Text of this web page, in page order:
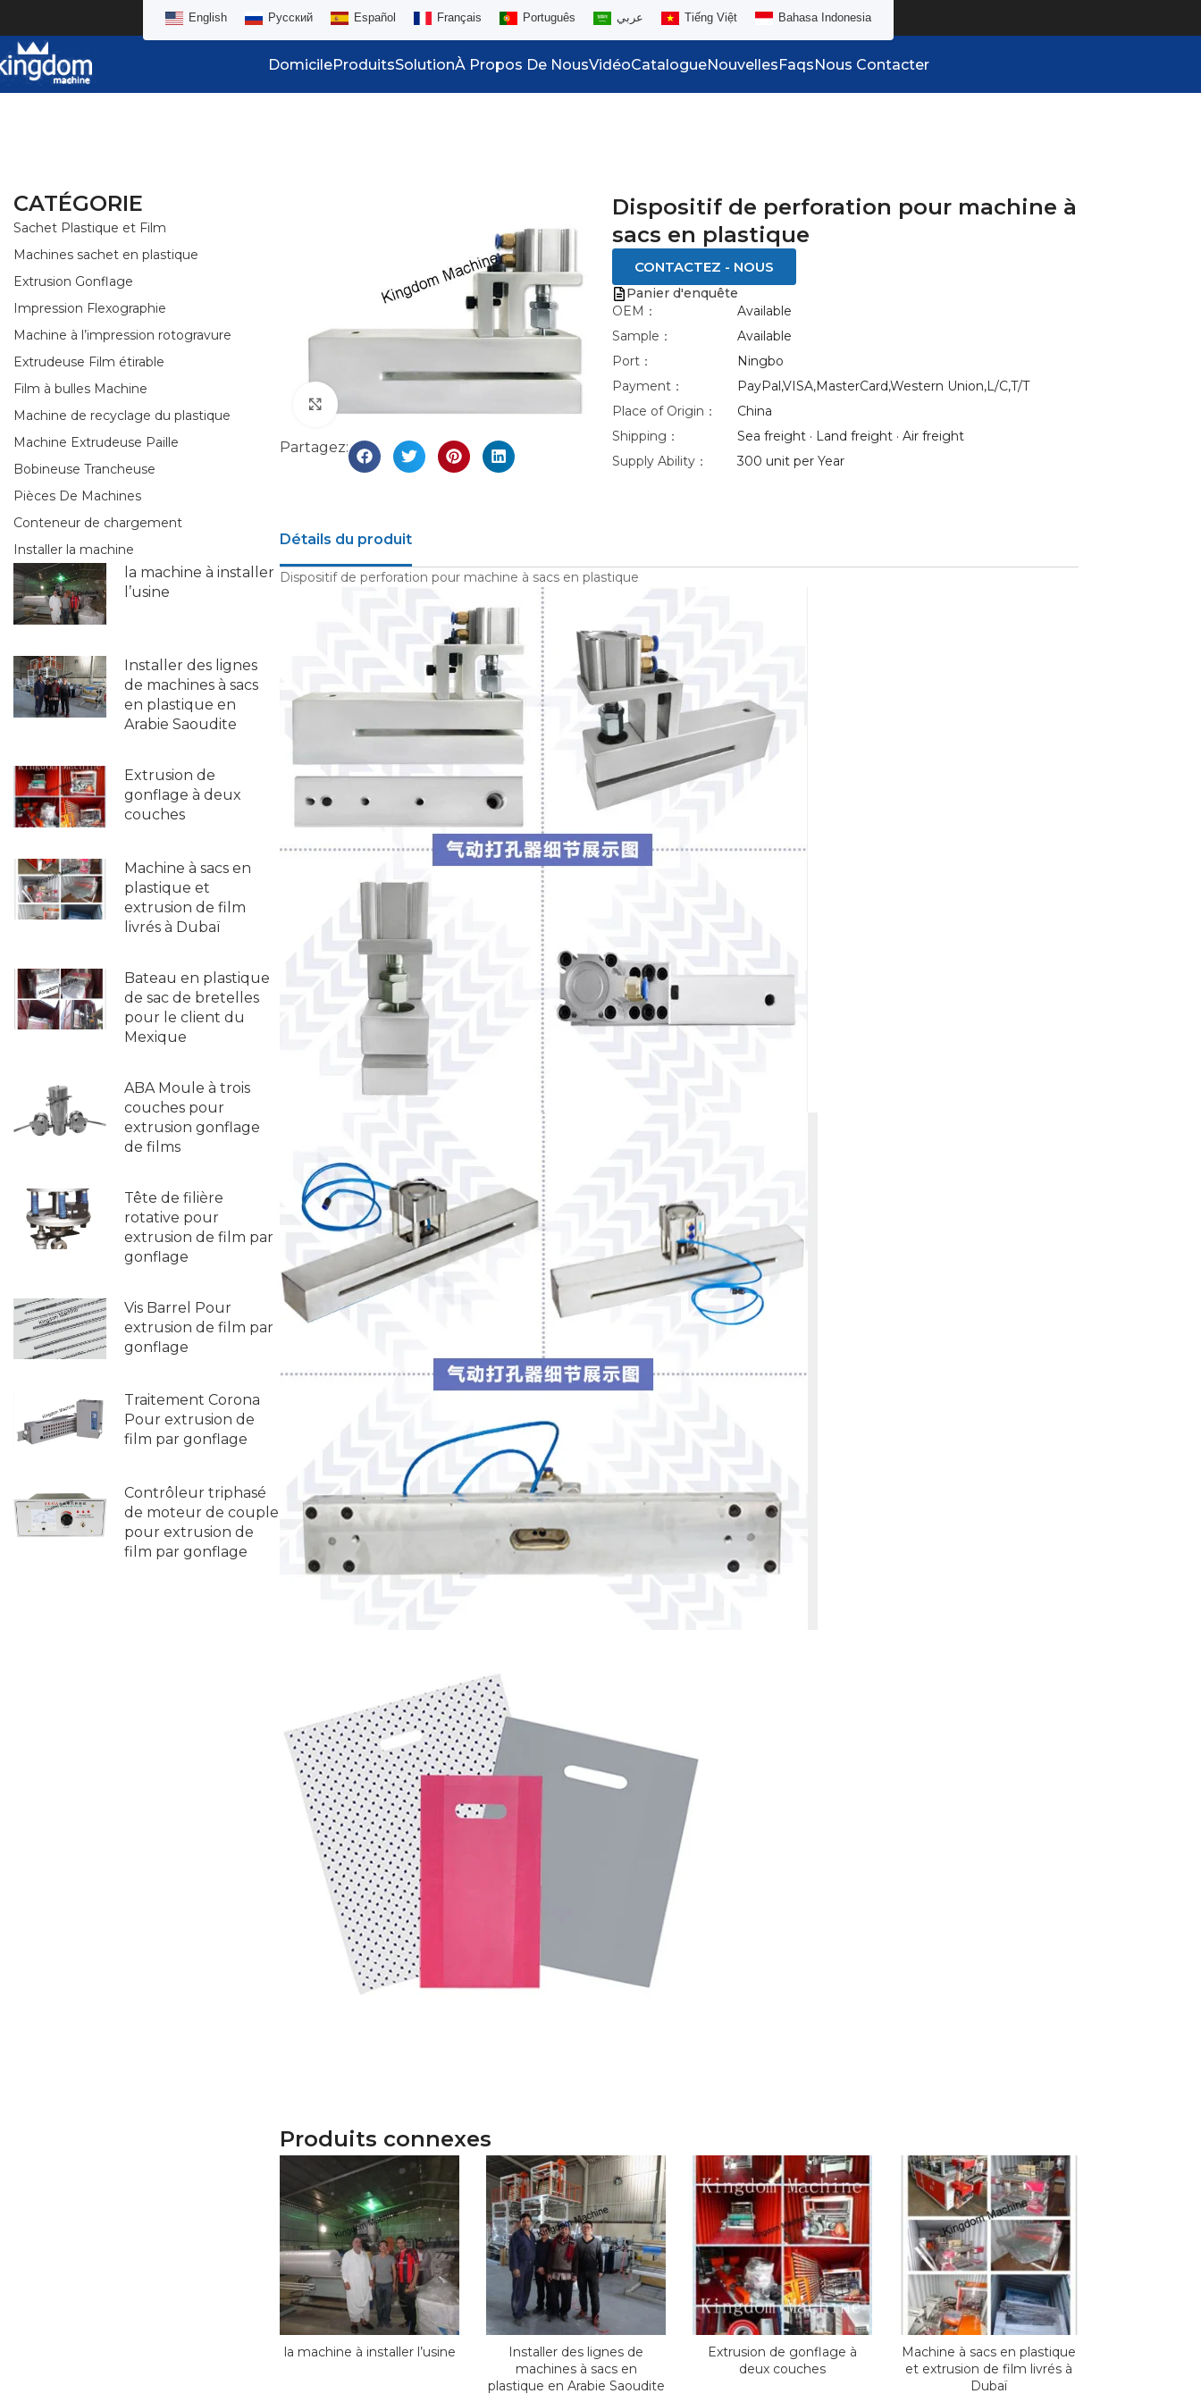
English Русский Español Français Português عربي Tiếng Việt Bahasa Indonesia
DomicileProduitsSolutionÀ Propos De NousVidéoCatalogueNouvellesFaqsNous Contacter
CATÉGORIE
Sachet Plastique et Film
Machines sachet en plastique
Extrusion Gonflage
Impression Flexographie
Machine à l’impression rotogravure
Extrudeuse Film étirable
Film à bulles Machine
Machine de recyclage du plastique
Machine Extrudeuse Paille
Bobineuse Trancheuse
Pièces De Machines
Conteneur de chargement
Installer la machine
la machine à installer
l’usine
Installer des lignes
de machines à sacs
en plastique en
Arabie Saoudite
Extrusion de
gonflage à deux
couches
Machine à sacs en
plastique et
extrusion de film
livrés à Dubaï
Bateau en plastique
de sac de bretelles
pour le client du
Mexique
ABA Moule à trois
couches pour
extrusion gonflage
de films
Tête de filière
rotative pour
extrusion de film par
gonflage
Vis Barrel Pour
extrusion de film par
gonflage
Traitement Corona
Pour extrusion de
film par gonflage
Contrôleur triphasé
de moteur de couple
pour extrusion de
film par gonflage
Partagez:
Dispositif de perforation pour machine à
sacs en plastique
CONTACTEZ - NOUS
Panier d'enquête
OEM：
Available
Sample：
Available
Port：
Ningbo
Payment：
PayPal,VISA,MasterCard,Western Union,L/C,T/T
Place of Origin：
China
Shipping：
Sea freight · Land freight · Air freight
Supply Ability：
300 unit per Year
Détails du produit
Dispositif de perforation pour machine à sacs en plastique
Produits connexes
la machine à installer l’usine
Installer des lignes de
machines à sacs en
plastique en Arabie Saoudite
Extrusion de gonflage à
deux couches
Machine à sacs en plastique
et extrusion de film livrés à
Dubaï